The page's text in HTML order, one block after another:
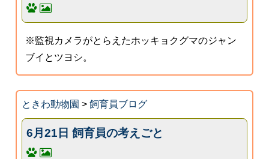
※監視カメラがとらえたホッキョクグマのジャン
ブイとツヨシ。
ときわ動物園 > 飼育員ブログ
6月21日 飼育員の考えごと